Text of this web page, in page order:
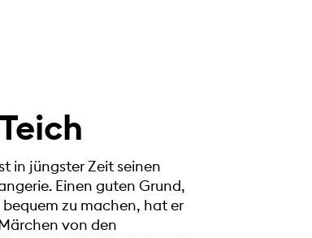
in jüngster Zeit seinen
Einen guten Grund,
zu machen, hat er
von den